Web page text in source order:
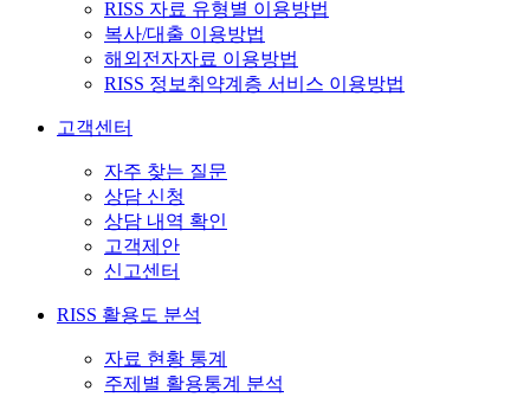
RISS 자료 유형별 이용방법
복사/대출 이용방법
해외전자자료 이용방법
RISS 정보취약계층 서비스 이용방법
고객센터
자주 찾는 질문
상담 신청
상담 내역 확인
고객제안
신고센터
RISS 활용도 분석
자료 현황 통계
주제별 활용통계 분석